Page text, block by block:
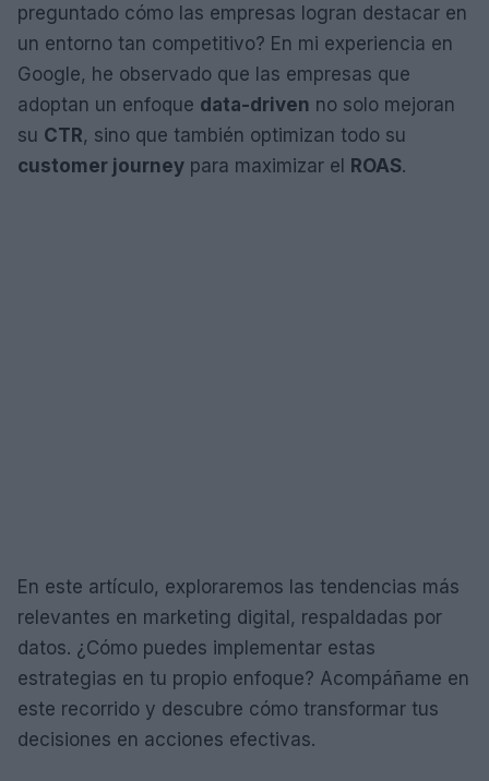
preguntado cómo las empresas logran destacar en
un entorno tan competitivo? En mi experiencia en
Google, he observado que las empresas que
adoptan un enfoque data-driven no solo mejoran
su CTR, sino que también optimizan todo su
customer journey para maximizar el ROAS.
En este artículo, exploraremos las tendencias más
relevantes en marketing digital, respaldadas por
datos. ¿Cómo puedes implementar estas
estrategias en tu propio enfoque? Acompáñame en
este recorrido y descubre cómo transformar tus
decisiones en acciones efectivas.